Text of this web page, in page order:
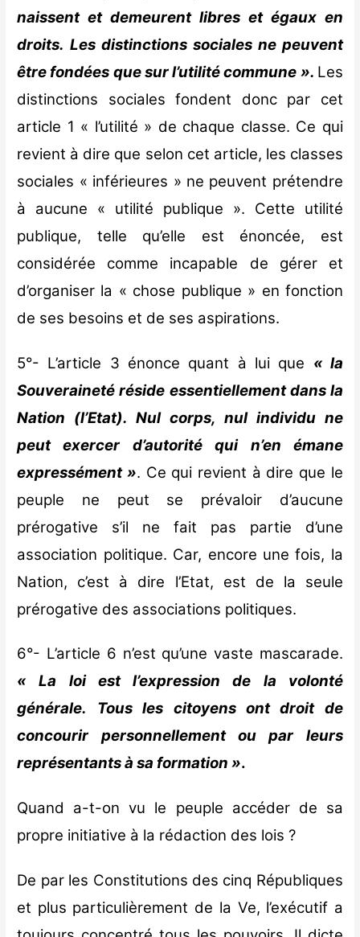
naissent et demeurent libres et égaux en
droits. Les distinctions sociales ne peuvent
être fondées que sur l’utilité commune ». Les
distinctions sociales fondent donc par cet
article 1 « l’utilité » de chaque classe. Ce qui
revient à dire que selon cet article, les classes
sociales « inférieures » ne peuvent prétendre
à aucune « utilité publique ». Cette utilité
publique, telle qu’elle est énoncée, est
considérée comme incapable de gérer et
d’organiser la « chose publique » en fonction
de ses besoins et de ses aspirations.
5°- L’article 3 énonce quant à lui que « la
Souveraineté réside essentiellement dans la
Nation (l’Etat). Nul corps, nul individu ne
peut exercer d’autorité qui n’en émane
expressément ». Ce qui revient à dire que le
peuple ne peut se prévaloir d’aucune
prérogative s’il ne fait pas partie d’une
association politique. Car, encore une fois, la
Nation, c’est à dire l’Etat, est de la seule
prérogative des associations politiques.
6°- L’article 6 n’est qu’une vaste mascarade.
« La loi est l’expression de la volonté
générale. Tous les citoyens ont droit de
concourir personnellement ou par leurs
représentants à sa formation ».
Quand a-t-on vu le peuple accéder de sa
propre initiative à la rédaction des lois ?
De par les Constitutions des cinq Républiques
et plus particulièrement de la Ve, l’exécutif a